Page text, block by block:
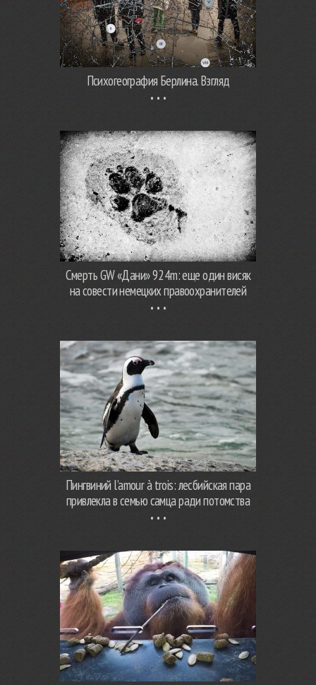
Психогеография Берлина. Взгляд
Смерть GW «Дани» 924m: еще один висяк
на совести немецких правоохранителей
Пингвиний l’amour à trois: лесбийская пара
привлекла в семью самца ради потомства